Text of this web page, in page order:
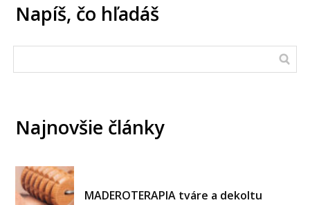
Napíš, čo hľadáš
Najnovšie články
MADEROTERAPIA tváre a dekoltu